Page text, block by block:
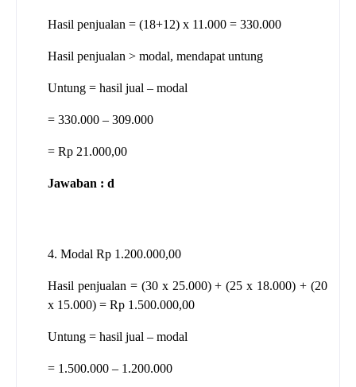
Hasil penjualan = (18+12) x 11.000 = 330.000
Hasil penjualan > modal, mendapat untung
Untung = hasil jual – modal
= 330.000 – 309.000
= Rp 21.000,00
Jawaban : d
4. Modal Rp 1.200.000,00
Hasil penjualan = (30 x 25.000) + (25 x 18.000) + (20
x 15.000) = Rp 1.500.000,00
Untung = hasil jual – modal
= 1.500.000 – 1.200.000